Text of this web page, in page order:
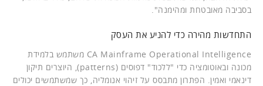
בסביבה מאובטחת ומהימנה".
התחדשות מהירה כדי להניע את העסק
CA Mainframe Operational Intelligence משתמש בלמידת
מכונה ובאוטומציה כדי "ללכוד" דפוסים (patterns), היוצרים תיקון
דינאמי ואמין. הפתרון מתבסס על זיהוי אנומליה, כך שמשתמשים יכולים